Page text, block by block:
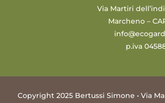
Via Martiri
Marcheno –
p.iva
Copyright 2025 Bertussi Simone • Via